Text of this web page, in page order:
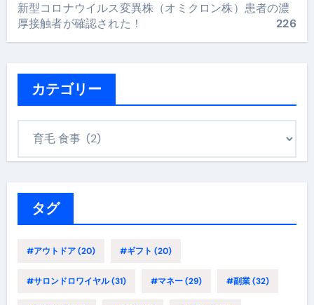
新型コロナウイルス変異株（オミクロン株）患者の濃
厚接触者が確認された！
226
カテゴリー
タグ
#アウトドア(20) #ギフト (20)
#サロンドロワイヤル(31) #マネー(29) #副業(32)